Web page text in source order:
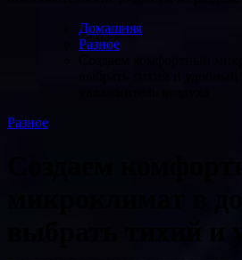
Домашняя
Разное
Разное